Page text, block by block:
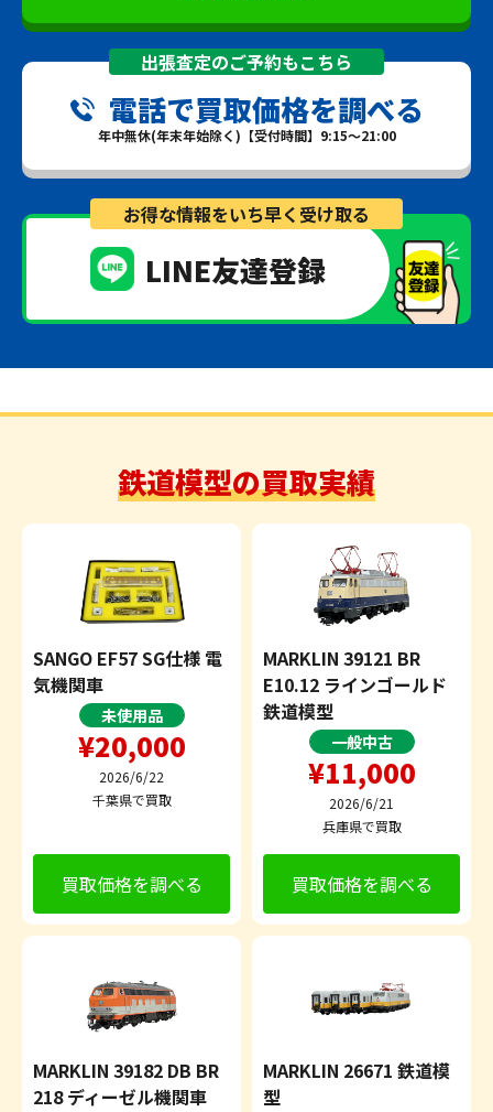
出張査定のご予約もこちら
電話で買取価格を調べる
年中無休(年末年始除く)【受付時間】9:15～21:00
お得な情報をいち早く受け取る
LINE友達登録
鉄道模型の買取実績
SANGO EF57 SG仕様 電
気機関車
未使用品
¥20,000
2026/6/22
千葉県で買取
買取価格を調べる
MARKLIN 39121 BR
E10.12 ラインゴールド
鉄道模型
一般中古
¥11,000
2026/6/21
兵庫県で買取
買取価格を調べる
MARKLIN 39182 DB BR
218 ディーゼル機関車
MARKLIN 26671 鉄道模
型